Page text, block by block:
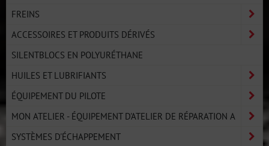
FREINS
ACCESSOIRES ET PRODUITS DÉRIVÉS
SILENTBLOCS EN POLYURÉTHANE
HUILES ET LUBRIFIANTS
ÉQUIPEMENT DU PILOTE
MON ATELIER - ÉQUIPEMENT D'ATELIER DE RÉPARATION A
SYSTÈMES D'ÉCHAPPEMENT